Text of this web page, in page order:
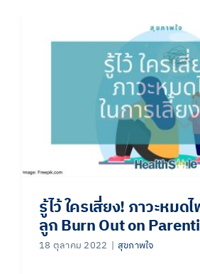
รู้ไว้ ใครเสี่ยง! ภาวะหมด
ลูก Burn Out on
18 ตุลาคม 2022 | สุขภาพใจ